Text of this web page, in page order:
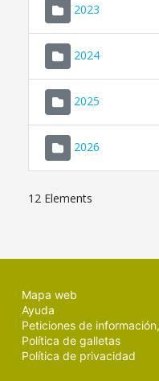
2023
2024
2025
2026
12 Elements
Mapa web
Ayuda
Peticiones de
Política de galletas
Política de privacidad